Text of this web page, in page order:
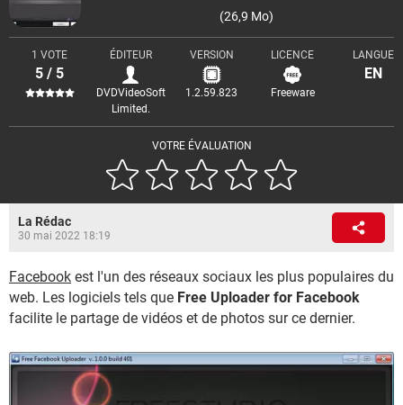
(26,9 Mo)
VOTRE ÉVALUATION
1 VOTE
5 / 5
ÉDITEUR
DVDVideoSoft
Limited.
VERSION
1.2.59.823
LICENCE
Freeware
LANGUE
EN
La Rédac
30 mai 2022 18:19
Facebook est l'un des réseaux sociaux les plus populaires du
web. Les logiciels tels que Free Uploader for Facebook
facilite le partage de vidéos et de photos sur ce dernier.